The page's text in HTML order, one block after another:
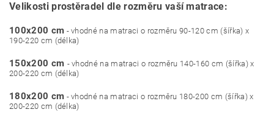
Velikosti prostěradel dle rozměru vaší matrace:
100x200 cm - vhodné na matraci o rozměru 90-120 cm (šířka) x
190-220 cm (délka)
150x200 cm - vhodné na matraci o rozměru 140-160 cm (šířka) x
200-220 cm (délka)
180x200 cm - vhodné na matraci o rozměru 180-200 cm (šířka) x
200-220 cm (délka)